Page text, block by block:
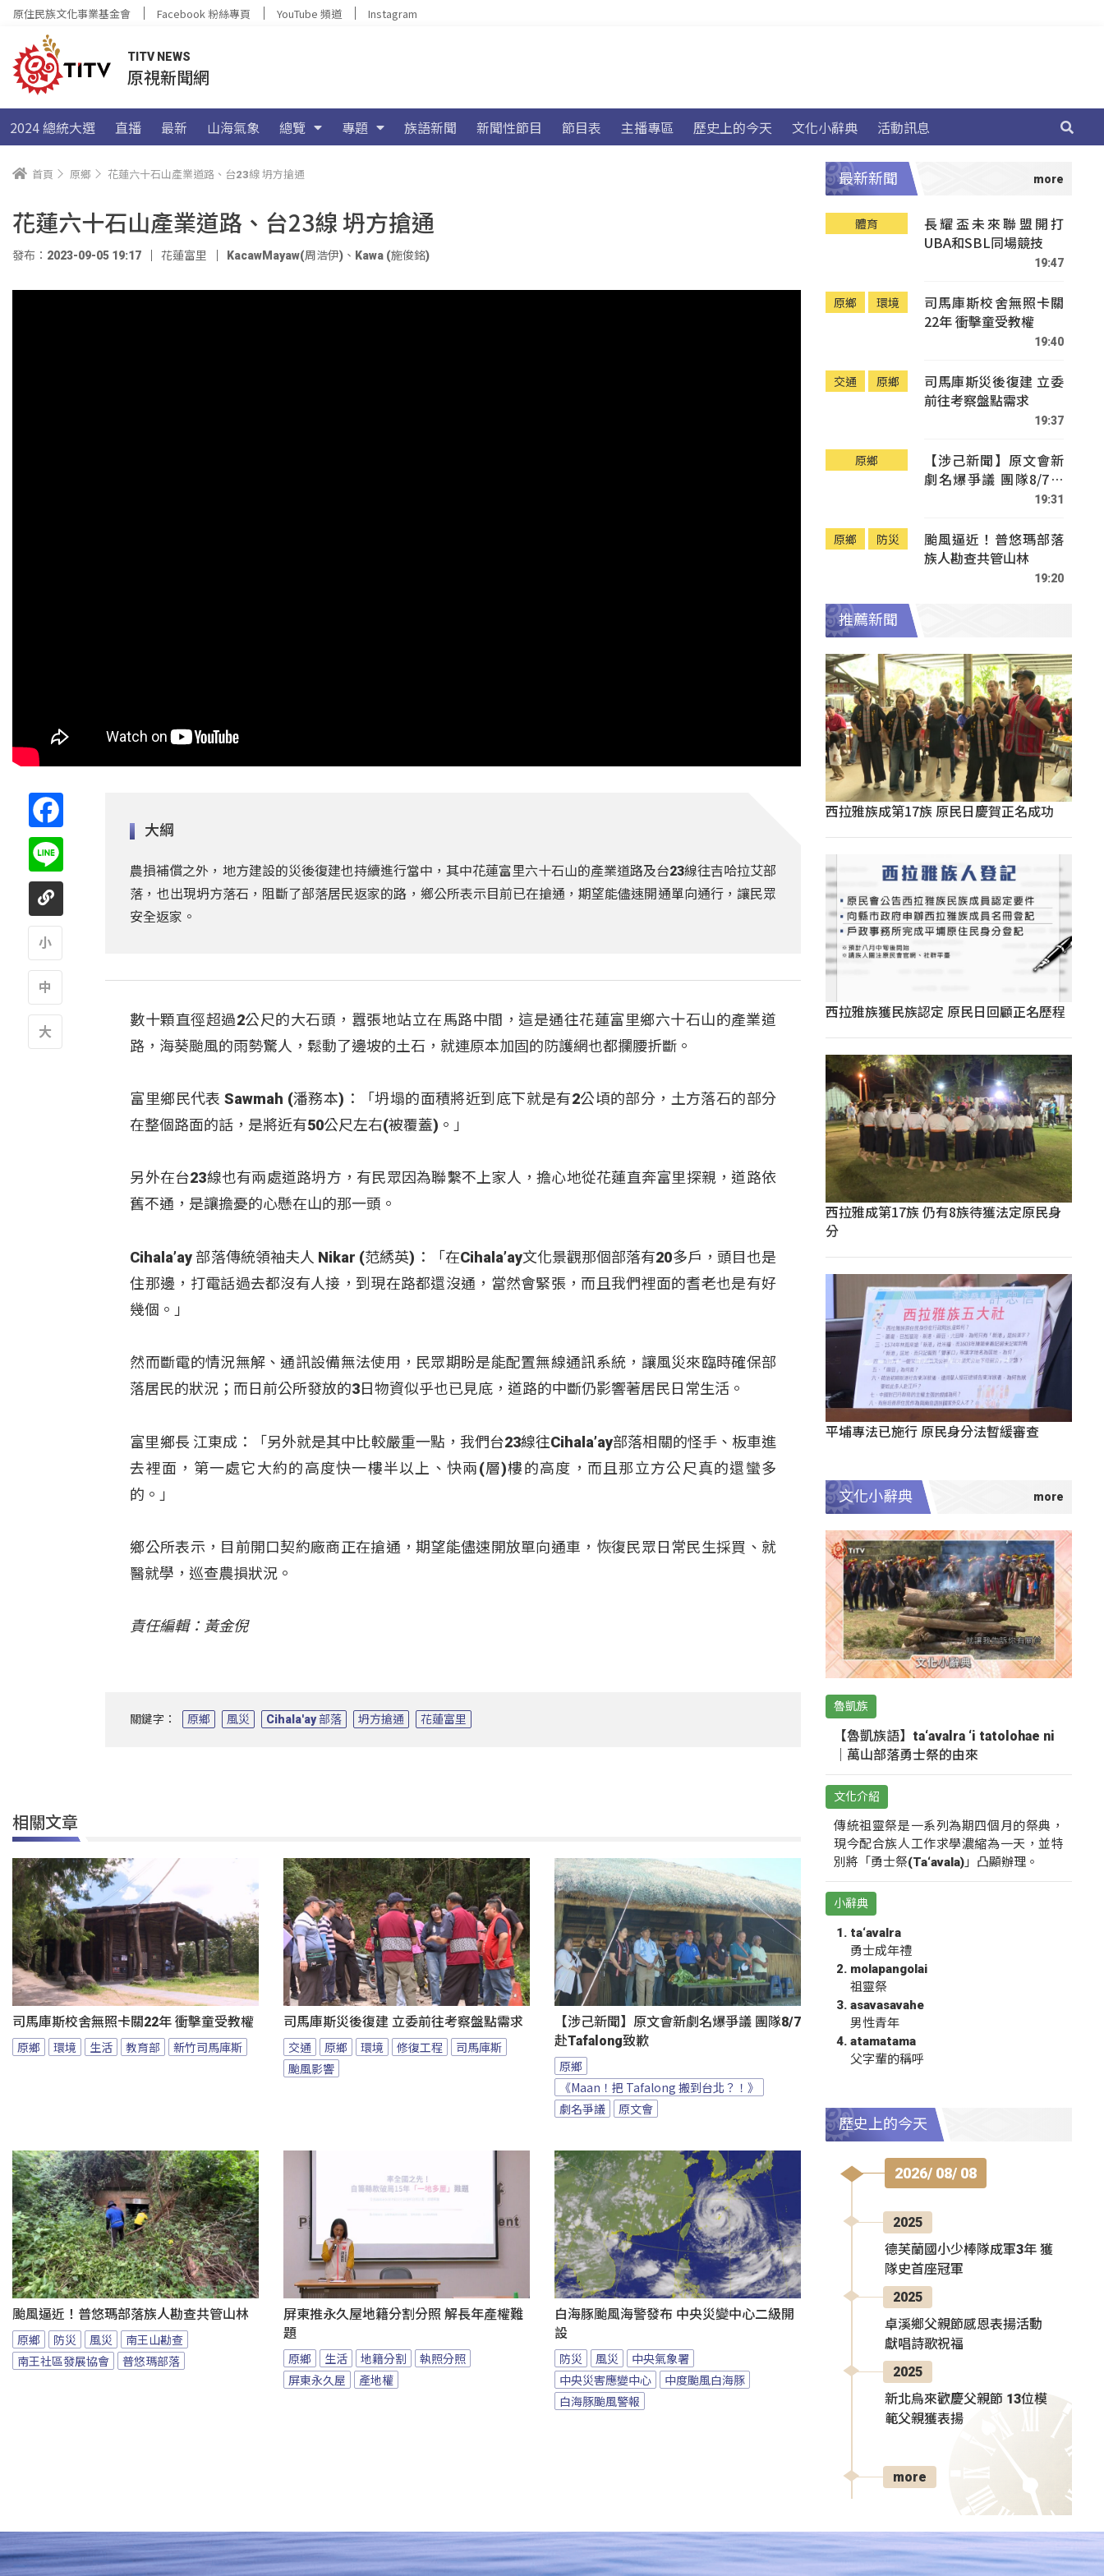
原住民族文化事業基金會 Facebook 粉絲專頁 YouTube 頻道 Instagram
TITV NEWS
原視新聞網
2024 總統大選 直播 最新 山海氣象 總覽 專題 族語新聞 新聞性節目 節目表 主播專區 歷史上的今天 文化小辭典 活動訊息
首頁 原鄉 花蓮六十石山產業道路、台23線 坍方搶通
花蓮六十石山產業道路、台23線 坍方搶通
發布：2023-09-05 19:17 花蓮富里 KacawMayaw(周浩伊) 、 Kawa (施俊銘)
大綱
農損補償之外，地方建設的災後復建也持續進行當中，其中花蓮富里六十石山的產業道路及台23線往吉哈拉艾部
落，也出現坍方落石，阻斷了部落居民返家的路，鄉公所表示目前已在搶通，期望能儘速開通單向通行，讓民眾
安全返家。
數十顆直徑超過2公尺的大石頭，囂張地站立在馬路中間，這是通往花蓮富里鄉六十石山的產業道
路，海葵颱風的雨勢驚人，鬆動了邊坡的土石，就連原本加固的防護網也都攔腰折斷。
富里鄉民代表 Sawmah (潘務本)：「坍塌的面積將近到底下就是有2公頃的部分，土方落石的部分
在整個路面的話，是將近有50公尺左右(被覆蓋)。」
另外在台23線也有兩處道路坍方，有民眾因為聯繫不上家人，擔心地從花蓮直奔富里探親，道路依
舊不通，是讓擔憂的心懸在山的那一頭。
Cihala’ay 部落傳統領袖夫人 Nikar (范綉英)：「在Cihala’ay文化景觀那個部落有20多戶，頭目也是
住那邊，打電話過去都沒有人接，到現在路都還沒通，當然會緊張，而且我們裡面的耆老也是有好
幾個。」
然而斷電的情況無解、通訊設備無法使用，民眾期盼是能配置無線通訊系統，讓風災來臨時確保部
落居民的狀況；而日前公所發放的3日物資似乎也已見底，道路的中斷仍影響著居民日常生活。
富里鄉長 江東成：「另外就是其中比較嚴重一點，我們台23線往Cihala’ay部落相關的怪手、板車進
去裡面，第一處它大約的高度快一樓半以上、快兩(層)樓的高度，而且那立方公尺真的還蠻多
的。」
鄉公所表示，目前開口契約廠商正在搶通，期望能儘速開放單向通車，恢復民眾日常民生採買、就
醫就學，巡查農損狀況。
責任編輯：黃金倪
關鍵字： 原鄉 風災 Cihala'ay 部落 坍方搶通 花蓮富里
相關文章
司馬庫斯校舍無照卡關22年 衝擊童受教權
原鄉 環境 生活 教育部 新竹司馬庫斯
司馬庫斯災後復建 立委前往考察盤點需求
交通 原鄉 環境 修復工程
司馬庫斯
颱風影響
【涉己新聞】原文會新劇名爆爭議 團隊8/7
赴Tafalong致歉
原鄉
《Maan！把 Tafalong 搬到台北？！》
劇名爭議
原文會
颱風逼近！普悠瑪部落族人勘查共管山林
原鄉 防災 風災
南王山勘查
南王社區發展協會
普悠瑪部落
屏東推永久屋地籍分割分照 解長年產權難
題
原鄉 生活 地籍分割
執照分照
屏東永久屋
產地權
白海豚颱風海警發布 中央災變中心二級開
設
防災 風災
中央氣象署
中央災害應變中心
中度颱風白海豚
白海豚颱風警報
最新新聞
體育
長耀盃未來聯盟開打
UBA和SBL同場競技
19:47
原鄉 環境
司馬庫斯校舍無照卡關
22年 衝擊童受教權
19:40
交通 原鄉
司馬庫斯災後復建 立委
前往考察盤點需求
19:37
原鄉
【涉己新聞】原文會新
劇名爆爭議 團隊8/7赴
19:31
原鄉 防災
颱風逼近！普悠瑪部落
族人勘查共管山林
19:20
推薦新聞
西拉雅族成第17族 原民日慶賀正名成功
西拉雅族獲民族認定 原民日回顧正名歷程
西拉雅成第17族 仍有8族待獲法定原民身
分
平埔專法已施行 原民身分法暫緩審查
文化小辭典
魯凱族
【魯凱族語】ta‘avalra ‘i tatolohae ni
｜萬山部落勇士祭的由來
文化介紹
傳統祖靈祭是一系列為期四個月的祭典，
現今配合族人工作求學濃縮為一天，並特
別將「勇士祭(Ta‘avala)」凸顯辦理。
小辭典
ta‘avalra
勇士成年禮
molapangolai
祖靈祭
asavasavahe
男性青年
atamatama
父字輩的稱呼
歷史上的今天
2026/ 08/ 08
2025
德芙蘭國小少棒隊成軍3年 獲
隊史首座冠軍
2025
卓溪鄉父親節感恩表揚活動
獻唱詩歌祝福
2025
新北烏來歡慶父親節 13位模
範父親獲表揚
more